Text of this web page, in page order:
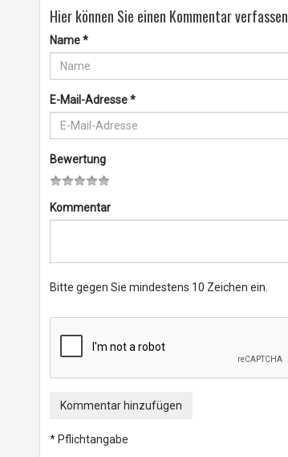
Hier können Sie einen Kommentar verfassen
Name*
E-Mail-Adresse*
Bewertung
Kommentar
Bitte gegen Sie mindestens 10 Zeichen ein.
Kommentar hinzufügen
* Pflichtangabe